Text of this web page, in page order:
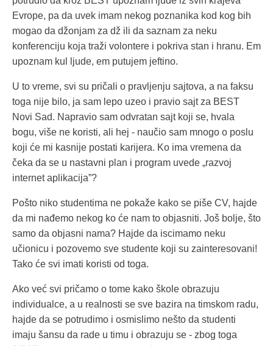
Evrope, pa da uvek imam nekog poznanika kod kog bih
mogao da džonjam za dž ili da saznam za neku
konferenciju koja traži volontere i pokriva stan i hranu. Em
upoznam kul ljude, em putujem jeftino.
U to vreme, svi su pričali o pravljenju sajtova, a na faksu
toga nije bilo, ja sam lepo uzeo i pravio sajt za BEST
Novi Sad. Napravio sam odvratan sajt koji se, hvala
bogu, više ne koristi, ali hej - naučio sam mnogo o poslu
koji će mi kasnije postati karijera. Ko ima vremena da
čeka da se u nastavni plan i program uvede „razvoj
internet aplikacija”?
Pošto niko studentima ne pokaže kako se piše CV, hajde
da mi nađemo nekog ko će nam to objasniti. Još bolje, što
samo da objasni nama? Hajde da iscimamo neku
učionicu i pozovemo sve studente koji su zainteresovani!
Tako će svi imati koristi od toga.
Ako već svi pričamo o tome kako škole obrazuju
individualce, a u realnosti se sve bazira na timskom radu,
hajde da se potrudimo i osmislimo nešto da studenti
imaju šansu da rade u timu i obrazuju se - zbog toga